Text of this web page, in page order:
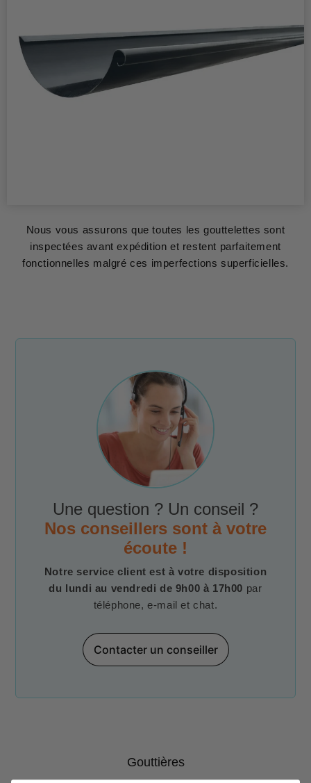
Nous vous assurons que toutes les gouttelettes sont
inspectées avant expédition et restent parfaitement
fonctionnelles malgré ces imperfections superficielles.
Une question ? Un conseil ?
Nos conseillers sont à votre
écoute !
Notre service client est à votre disposition
du lundi au vendredi de 9h00 à 17h00 par
téléphone, e-mail et chat.
Contacter un conseiller
Gouttières